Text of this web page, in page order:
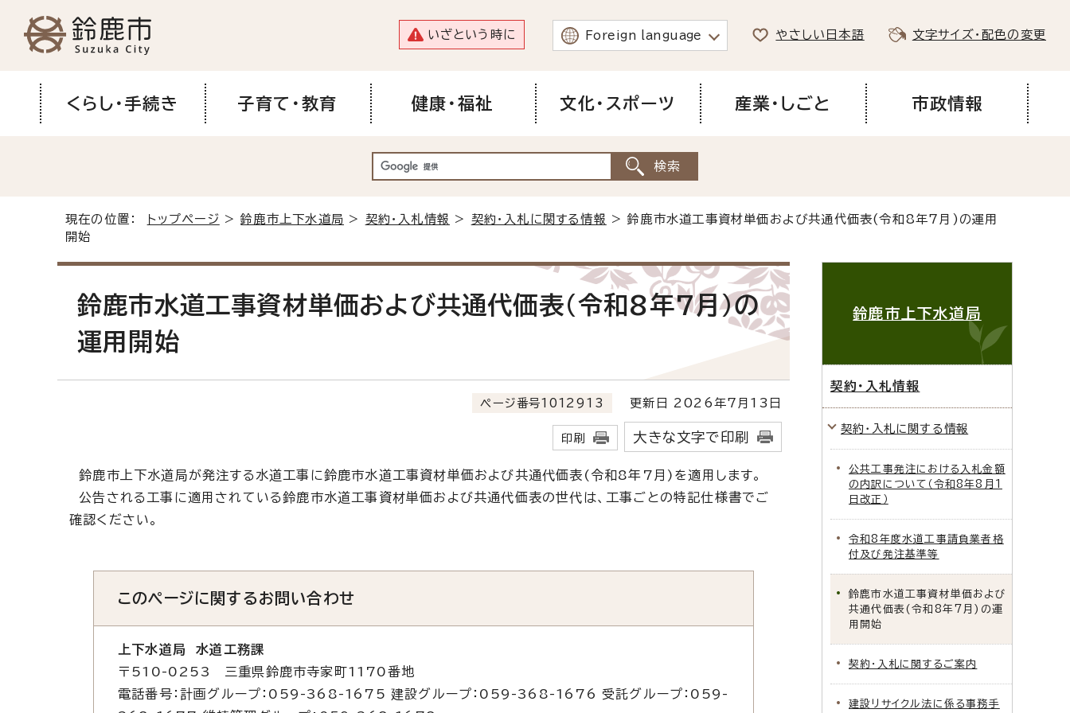
いざという時に Foreign language やさしい日本語 文字サイズ・配色の変更
くらし・手続き 子育て・教育 健康・福祉 文化・スポーツ 産業・しごと 市政情報
現在の位置： トップページ >鈴鹿市上下水道局 > 契約・入札情報 > 契約・入札に関する情報 > 鈴鹿市水道工事資材単価および共通代価表(令和8年7月)の運用
開始
鈴鹿市水道工事資材単価および共通代価表(令和8年7月)の
運用開始
ページ番号1012913 更新日 2026年7月13日
印刷 大きな文字で印刷
鈴鹿市上下水道局が発注する水道工事に鈴鹿市水道工事資材単価および共通代価表(令和8年7月)を適用します。
公告される工事に適用されている鈴鹿市水道工事資材単価および共通代価表の世代は、工事ごとの特記仕様書でご
確認ください。
このページに関するお問い合わせ
上下水道局 水道工務課
〒510-0253 三重県鈴鹿市寺家町1170番地
電話番号：計画グループ：059-368-1675 建設グループ：059-368-1676 受託グループ：059-
鈴鹿市上下水道局
契約・入札情報
契約・入札に関する情報
公共工事発注における入札金額
の内訳について（令和8年8月1
日改正）
令和8年度水道工事請負業者格
付及び発注基準等
鈴鹿市水道工事資材単価および
共通代価表(令和8年7月)の運
用開始
契約・入札に関するご案内
建設リサイクル法に係る事務手